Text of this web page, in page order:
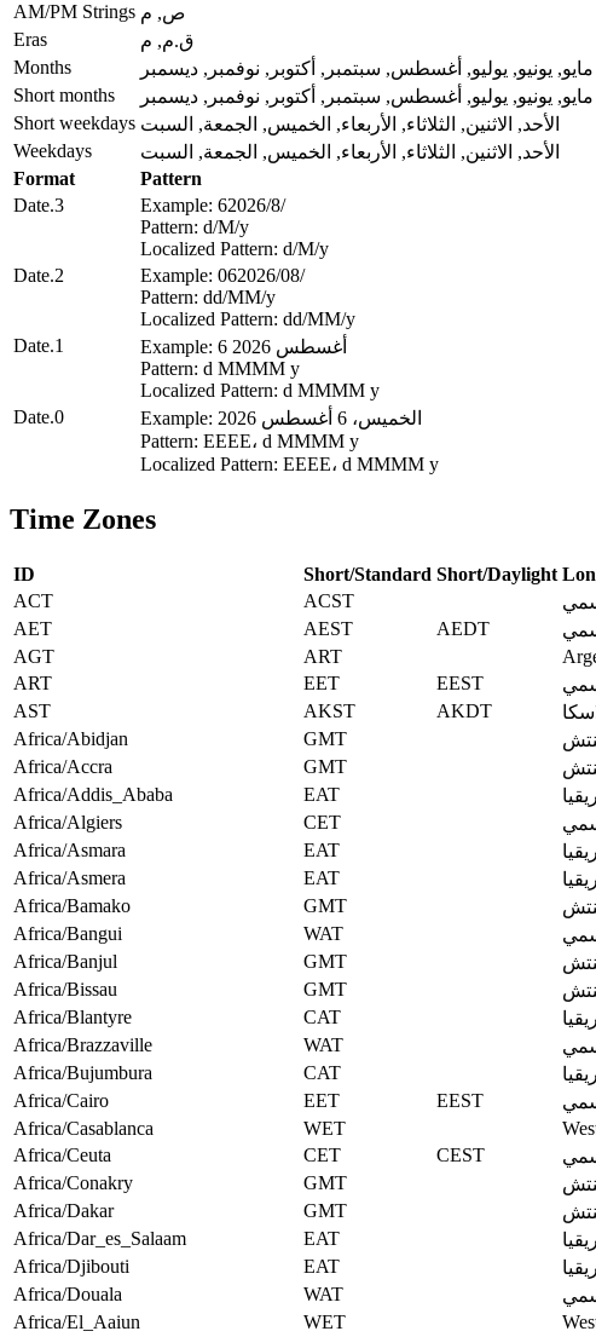
AM/PM Strings ص, م
Eras
ق.م, م
Months
يونيو, يوليو, أغسطس, سبتمبر, أكتوبر, نوفمبر, ديسمبر
Short months
يونيو, يوليو, أغسطس, سبتمبر, أكتوبر, نوفمبر, ديسمبر
Short weekdays الأحد, الاثنين, الثلاثاء, الأربعاء, الخميس, الجمعة, السبت
Weekdays
الأحد, الاثنين, الثلاثاء, الأربعاء, الخميس, الجمعة, السبت
Format
Pattern
Date.3
Example: 6‏/8‏/2026
Pattern: d‏/M‏/y
Localized Pattern: d‏/M‏/y
Date.2
Example: 06‏/08‏/2026
Pattern: dd‏/MM‏/y
Localized Pattern: dd‏/MM‏/y
Date.1
Example: 6 أغسطس 2026
Pattern: d MMMM y
Localized Pattern: d MMMM y
Date.0
Example: الخميس، 6 أغسطس 2026
Pattern: EEEE، d MMMM y
Localized Pattern: EEEE، d MMMM y
Time Zones
ID Short/Standard Short/Daylight
ACT
ACST
AET
AEST AEDT
AGT
ART
ART
EET EEST
AST
AKST AKDT
Africa/Abidjan
GMT
Africa/Accra
GMT
Africa/Addis_Ababa
EAT
Africa/Algiers
CET
Africa/Asmara
EAT
Africa/Asmera
EAT
Africa/Bamako
GMT
Africa/Bangui
WAT
Africa/Banjul
GMT
Africa/Bissau
GMT
Africa/Blantyre
CAT
Africa/Brazzaville
WAT
Africa/Bujumbura
CAT
Africa/Cairo
EET EEST
Africa/Casablanca
WET
Africa/Ceuta
CET CEST
Africa/Conakry
GMT
Africa/Dakar
GMT
Africa/Dar_es_Salaam
EAT
Africa/Djibouti
EAT
Africa/Douala
WAT
Africa/El_Aaiun
WET